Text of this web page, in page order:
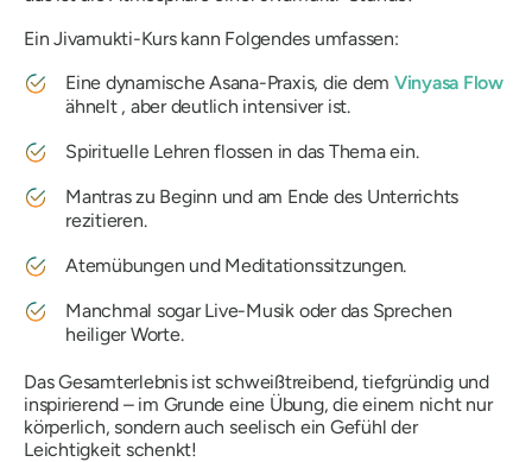
Ein Jivamukti-Kurs kann Folgendes umfassen:
Eine dynamische Asana-Praxis, die dem Vinyasa Flow
ähnelt , aber deutlich intensiver ist.
Spirituelle Lehren flossen in das Thema ein.
Mantras zu Beginn und am Ende des Unterrichts
rezitieren.
Atemübungen und Meditationssitzungen.
Manchmal sogar Live-Musik oder das Sprechen
heiliger Worte.
Das Gesamterlebnis ist schweißtreibend, tiefgründig und
inspirierend – im Grunde eine Übung, die einem nicht nur
körperlich, sondern auch seelisch ein Gefühl der
Leichtigkeit schenkt!